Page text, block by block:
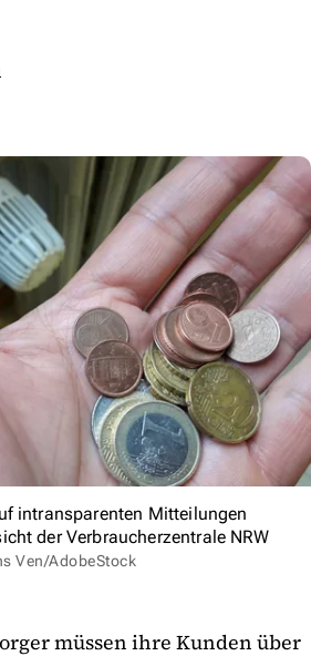
intransparenten Mitteilungen
der Verbraucherzentrale NRW
Ven/AdobeStock
müssen ihre Kunden über